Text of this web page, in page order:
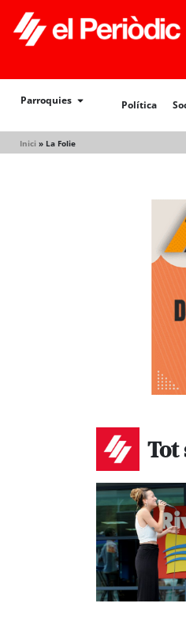
Parroquies Política
Inici » La Folie
Política Societat
Tot